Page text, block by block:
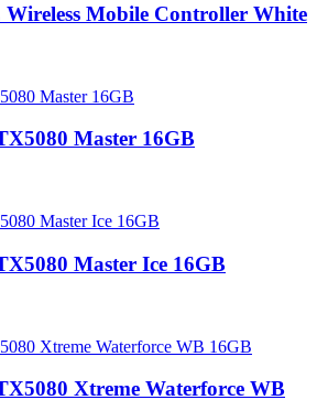
Mobile Controller White
Master 16GB
Master Ice 16GB
Xtreme Waterforce WB